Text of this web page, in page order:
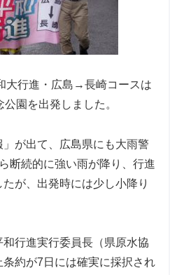
大行進・広島→長崎コースは
園を出発しました。
が出て、広島県にも大雨警
断続的に強い雨が降り、行進
が、出発時には少し小降り
行進実行委員長（県原水協
約が7日には確実に採択され